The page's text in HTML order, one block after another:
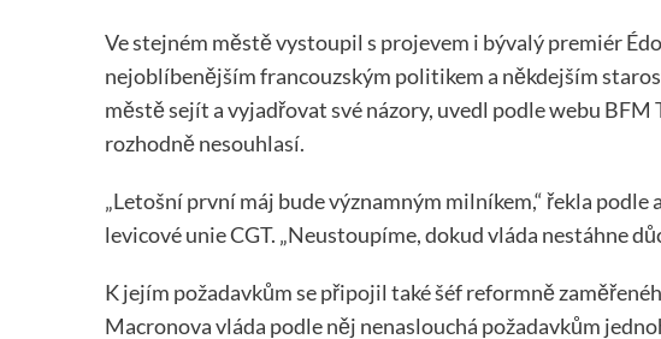
Ve stejném městě vystoupil s projevem i bývalý premiér
nejoblíbenějším francouzským politikem a někdejším
městě sejít a vyjadřovat své názory, uvedl podle webu
rozhodně nesouhlasí.
„Letošní první máj bude významným milníkem,“ řekla
levicové unie CGT. „Neustoupíme, dokud vláda nestáhne
K jejím požadavkům se připojil také šéf reformně
Macronova vláda podle něj nenaslouchá požadavkům